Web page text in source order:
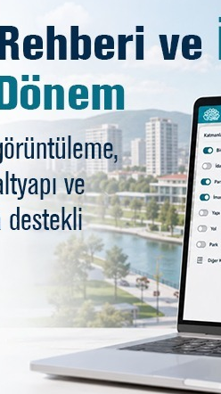
Mersin Akdeniz
gibi olan Türkiye’de, 12
cumartesi
sonrasında
Belediye Başkan
altını çizdi. Boysan
gerçekleştirilen “Direniş
Bülent Karlıdağ da